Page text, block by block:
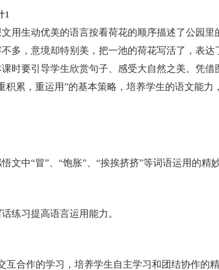
1
用生动优美的语言按看荷花的顺序描述了公园里
多，意境却特别美，把一池的荷花写活了，表达
时要引导学生欣赏句子、感受大自然之美。凭借
积累，重运用”的基本策略，培养学生的语文能力
文中“冒”、“饱胀”、“挨挨挤挤”等词语运用的精
练习提高语言运用能力。
互合作的学习，培养学生自主学习和团结协作的精